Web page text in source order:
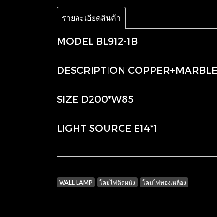
รายละเอียดสินค้า
MODEL BL912-1B
DESCRIPTION COPPER+MARBLE
SIZE D200*W85
LIGHT SOURCE E14*1
WALL LAMP โคมไฟติดผนัง โคมไฟทองเหลือง